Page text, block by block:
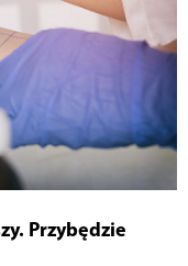
Przybędzie